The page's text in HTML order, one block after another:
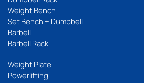
Weight Bench
Set Bench + Dumbbell
Barbell
Barbell Rack
Weight Plate
Powerlifting